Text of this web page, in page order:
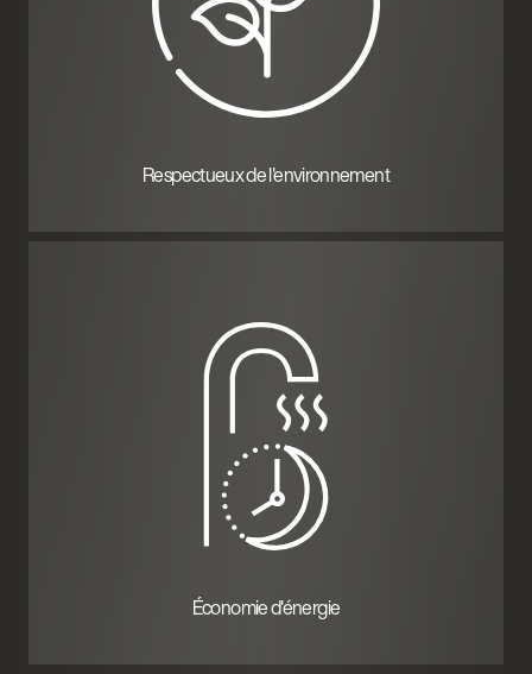
Respectueux de l'environnement
Économie d'énergie